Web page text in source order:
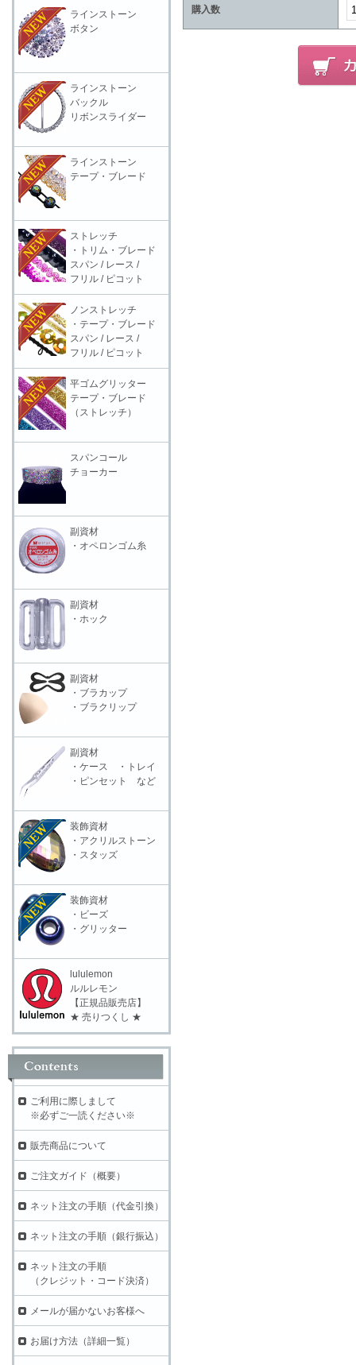
購入数
ラインストーン
ボタン
ラインストーン
バックル
リボンスライダー
ラインストーン
テープ・ブレード
ストレッチ
・トリム・ブレード
スパン / レース /
フリル / ピコット
ノンストレッチ
・テープ・ブレード
スパン / レース /
フリル / ピコット
平ゴムグリッター
テープ・ブレード
（ストレッチ）
スパンコール
チョーカー
副資材
・オペロンゴム糸
副資材
・ホック
副資材
・ブラカップ
・ブラクリップ
副資材
・ケース ・トレイ
・ピンセット など
装飾資材
・アクリルストーン
・スタッズ
装飾資材
・ビーズ
・グリッター
lululemon
ルルレモン
【正規品販売店】
★ 売りつくし ★
ご利用に際しまして
※必ずご一読ください※
販売商品について
ご注文ガイド（概要）
ネット注文の手順（代金引換）
ネット注文の手順（銀行振込）
ネット注文の手順
（クレジット・コード決済）
メールが届かないお客様へ
お届け方法（詳細一覧）